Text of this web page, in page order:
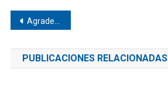
Navegación
de
entradas
Agradecen al gobernador mejoras en el COBAO de Pinotepa de Don Luis
PUBLICACIONES RELACIONADAS